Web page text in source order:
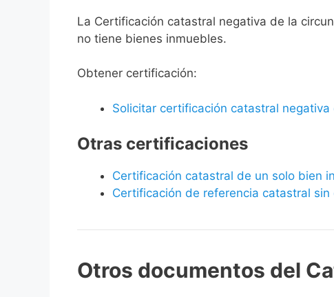
La Certificación catastral negativa de la
no tiene bienes inmuebles.
Obtener certificación:
Solicitar certificación catastral
Otras certificaciones
Certificación catastral de un solo bien
Certificación de referencia catastral
Otros documentos del